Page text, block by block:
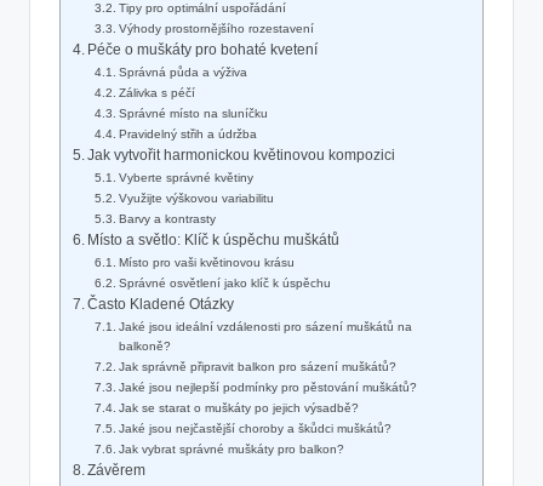
Tipy pro optimální uspořádání
Výhody prostornějšího rozestavení
Péče o muškáty pro bohaté kvetení
Správná půda a výživa
Zálivka s péčí
Správné místo na sluníčku
Pravidelný střih a údržba
Jak vytvořit harmonickou květinovou kompozici
Vyberte správné květiny
Využijte výškovou variabilitu
Barvy a kontrasty
Místo a světlo: Klíč k úspěchu muškátů
Místo pro vaši květinovou krásu
Správné osvětlení jako klíč k úspěchu
Často Kladené Otázky
Jaké jsou ideální vzdálenosti pro sázení muškátů na
balkoně?
Jak správně připravit balkon pro sázení muškátů?
Jaké jsou nejlepší podmínky pro pěstování muškátů?
Jak se starat o muškáty po jejich výsadbě?
Jaké jsou nejčastější choroby a škůdci muškátů?
Jak vybrat správné muškáty pro balkon?
Závěrem